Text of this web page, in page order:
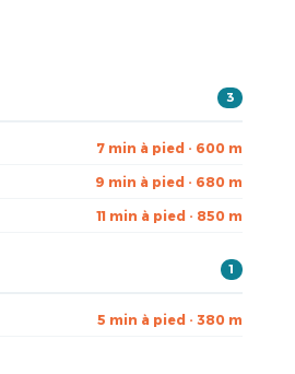
3
7 min à pied · 600 m
9 min à pied · 680 m
11 min à pied · 850 m
1
5 min à pied · 380 m